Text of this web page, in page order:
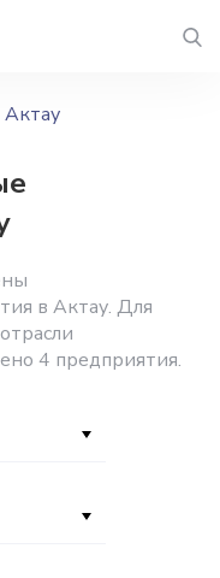
Актау
в Актау. Для
4 предприятия.